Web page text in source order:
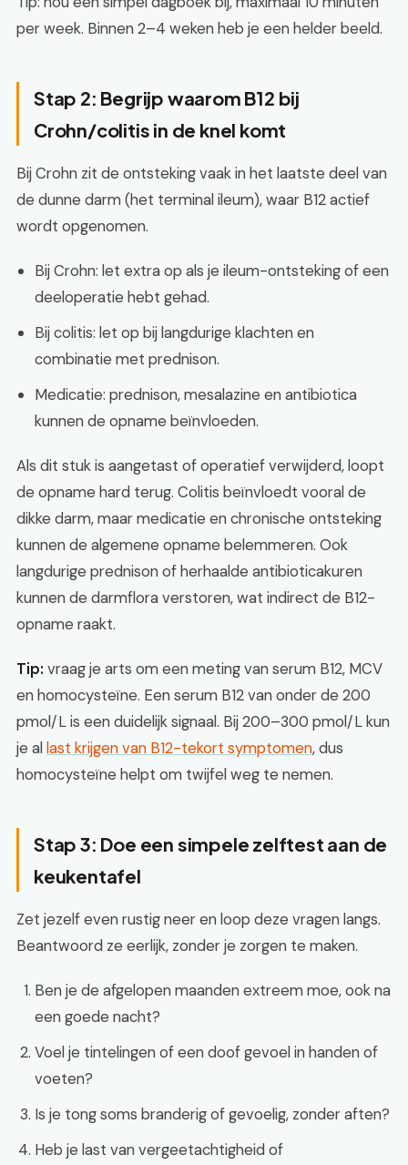
per week. Binnen 2–4 weken heb je een helder beeld.
Stap 2: Begrijp waarom B12 bij
Crohn/colitis in de knel komt
Bij Crohn zit de ontsteking vaak in het laatste deel van
de dunne darm (het terminal ileum), waar B12 actief
wordt opgenomen.
Bij Crohn: let extra op als je ileum-ontsteking of een
deeloperatie hebt gehad.
Bij colitis: let op bij langdurige klachten en
combinatie met prednison.
Medicatie: prednison, mesalazine en antibiotica
kunnen de opname beïnvloeden.
Als dit stuk is aangetast of operatief verwijderd, loopt
de opname hard terug. Colitis beïnvloedt vooral de
dikke darm, maar medicatie en chronische ontsteking
kunnen de algemene opname belemmeren. Ook
langdurige prednison of herhaalde antibioticakuren
kunnen de darmflora verstoren, wat indirect de B12-
opname raakt.
Tip: vraag je arts om een meting van serum B12, MCV
en homocysteïne. Een serum B12 van onder de 200
pmol/L is een duidelijk signaal. Bij 200–300 pmol/L kun
je allast krijgen van B12-tekort symptomen, dus
homocysteïne helpt om twijfel weg te nemen.
Stap 3: Doe een simpele zelftest aan de
keukentafel
Zet jezelf even rustig neer en loop deze vragen langs.
Beantwoord ze eerlijk, zonder je zorgen te maken.
Ben je de afgelopen maanden extreem moe, ook na
een goede nacht?
Voel je tintelingen of een doof gevoel in handen of
voeten?
Is je tong soms branderig of gevoelig, zonder aften?
Heb je last van vergeetachtigheid of